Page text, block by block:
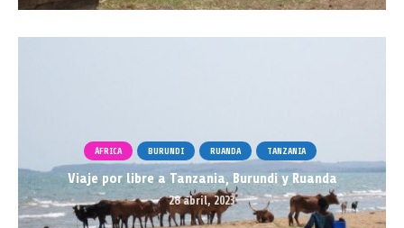
ÁFRICA BURUNDI RUANDA TANZANIA
Viaje por libre a Tanzania, Burundi y Ruanda
28 abril, 2023